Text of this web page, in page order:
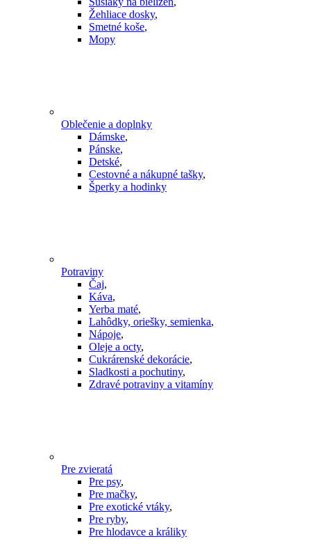
Žehliace dosky,
Smetné koše,
Mopy
Oblečenie a doplnky
Dámske,
Pánske,
Detské,
Cestovné a nákupné tašky,
Šperky a hodinky
Potraviny
Čaj,
Káva,
Yerba maté,
Lahôdky, oriešky, semienka,
Nápoje,
Oleje a octy,
Cukrárenské dekorácie,
Sladkosti a pochutiny,
Zdravé potraviny a vitamíny
Pre zvieratá
Pre psy,
Pre mačky,
Pre exotické vtáky,
Pre ryby,
Pre hlodavce a králiky